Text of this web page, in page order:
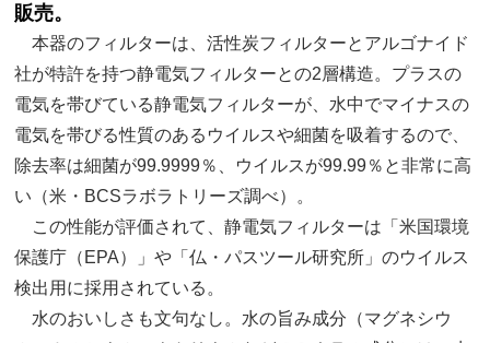
販売。
本器のフィルターは、活性炭フィルターとアルゴナイド
社が特許を持つ静電気フィルターとの2層構造。プラスの
電気を帯びている静電気フィルターが、水中でマイナスの
電気を帯びる性質のあるウイルスや細菌を吸着するので、
除去率は細菌が99.9999％、ウイルスが99.99％と非常に高
い（米・BCSラボラトリーズ調べ）。
この性能が評価されて、静電気フィルターは「米国環境
保護庁（EPA）」や「仏・パスツール研究所」のウイルス
検出用に採用されている。
水のおいしさも文句なし。水の旨み成分（マグネシウ